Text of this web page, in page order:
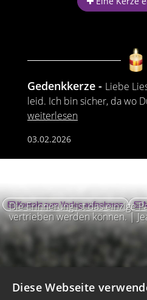
Gedenkkerze
Liebe
leid. Ich bin sicher, da wo
weiterlesen
03.02.2026
Die Erinnerung ist das einzige
vertrieben werden können. |
Kontakt zum Verlag aufnehmen
Diese Webseite